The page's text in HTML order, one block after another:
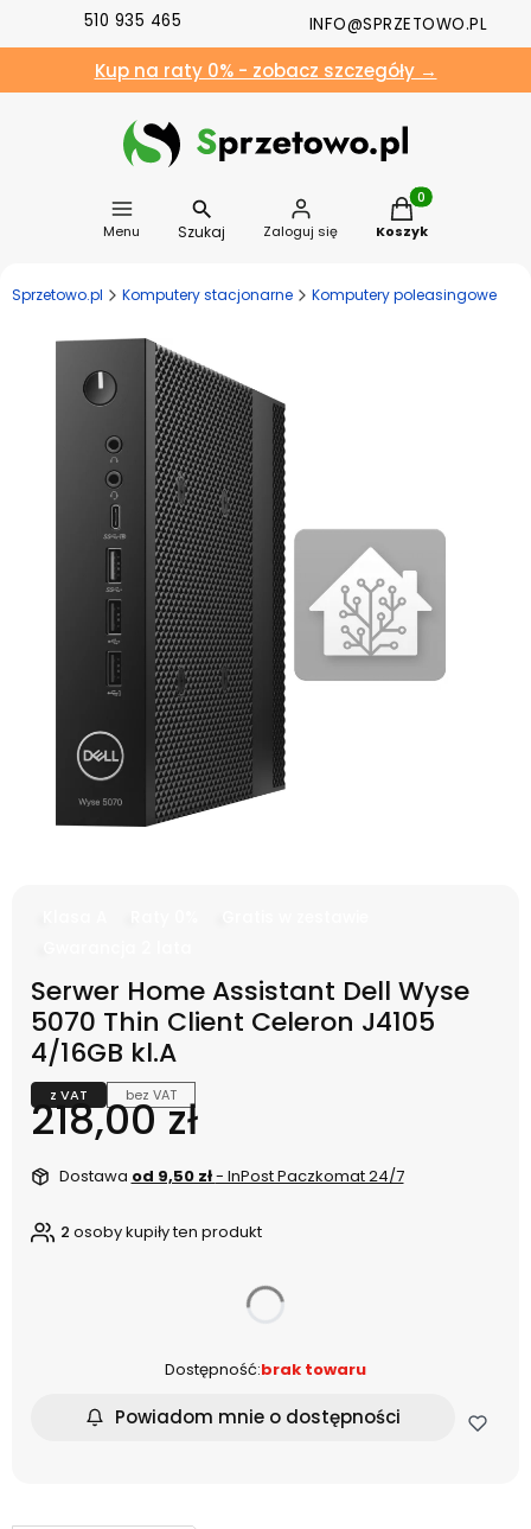
510 935 465 INFO@SPRZETOWO.PL
Kup na raty 0% - zobacz szczegóły →
Menu Szukaj Zaloguj się
Produkty w
Koszyk
Sprzetowo.pl Komputery stacjonarne Komputery poleasingowe
Serwer Home Assistant Dell Wyse
5070 Thin Client Celeron J4105
4/16GB kl.A
z VAT bez VAT
Cena
218,00 zł
Dostawa od 9,50 zł- InPost Paczkomat 24/7
2 osoby kupiły ten produkt
Dostępność:brak towaru
Powiadom mnie o dostępności